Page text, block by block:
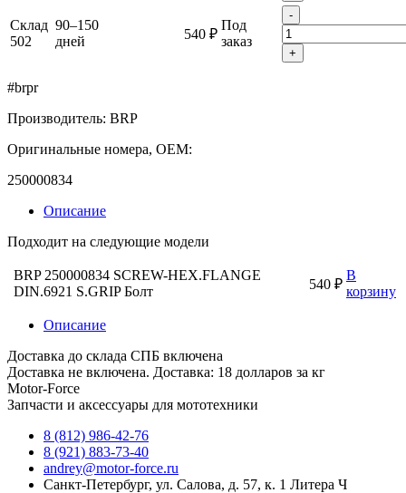
Склад
502
90–150
дней
540 ₽
Под
заказ
-
+
#brpr
Производитель: BRP
Оригинальные номера, OEM:
250000834
Описание
Подходит на следующие модели
BRP 250000834 SCREW-HEX.FLANGE
DIN.6921 S.GRIP Болт
540 ₽
В
корзину
Описание
Доставка до склада СПБ включена
Доставка не включена. Доставка: 18 долларов за кг
Motor-Force
Запчасти и аксессуары для мототехники
8 (812) 986-42-76
8 (921) 883-73-40
andrey@motor-force.ru
Санкт-Петербург, ул. Салова, д. 57, к. 1 Литера Ч